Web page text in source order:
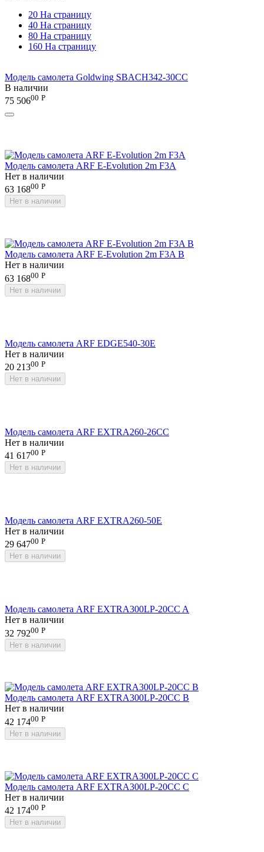
20 На страницу
40 На страницу
80 На страницу
160 На страницу
Модель самолета Goldwing SBACH342-30CC
В наличии
75 50600 Р
Модель самолета ARF E-Evolution 2m F3A
Нет в наличии
63 16800 Р
Нет в наличии
Модель самолета ARF E-Evolution 2m F3A B
Нет в наличии
63 16800 Р
Нет в наличии
Модель самолета ARF EDGE540-30E
Нет в наличии
20 21300 Р
Нет в наличии
Модель самолета ARF EXTRA260-26CC
Нет в наличии
41 61700 Р
Нет в наличии
Модель самолета ARF EXTRA260-50E
Нет в наличии
29 64700 Р
Нет в наличии
Модель самолета ARF EXTRA300LP-20CC A
Нет в наличии
32 79200 Р
Нет в наличии
Модель самолета ARF EXTRA300LP-20CC B
Нет в наличии
42 17400 Р
Нет в наличии
Модель самолета ARF EXTRA300LP-20CC C
Нет в наличии
42 17400 Р
Нет в наличии